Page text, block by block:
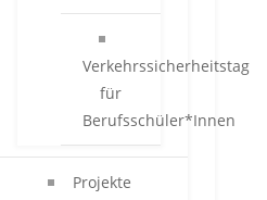
Verkehrssicherheitstag
für
Berufsschüler*Innen
Projekte